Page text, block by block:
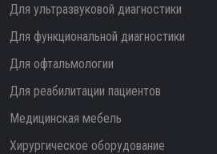
Для ультразвуковой диагностики
Для функциональной диагностики
Для офтальмологии
Для реабилитации пациентов
Медицинская мебель
Хирургическое оборудование